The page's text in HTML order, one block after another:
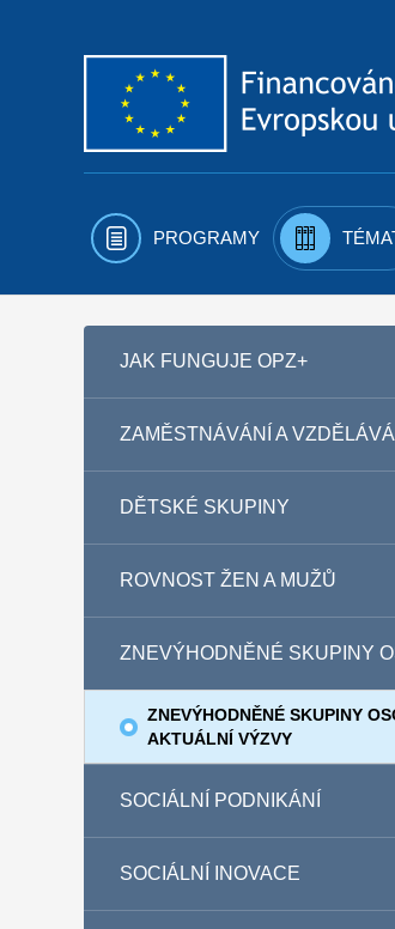
PROGRAMY
JAK FUNGUJE OPZ+
ZAMĚSTNÁVÁNÍ A
DĚTSKÉ SKUPINY
ROVNOST ŽEN A MUŽŮ
ZNEVÝHODNĚNÉ SKUPINY
ZNEVÝHODNĚNÉ SKUPINY
AKTUÁLNÍ VÝZVY
SOCIÁLNÍ PODNIKÁNÍ
SOCIÁLNÍ INOVACE